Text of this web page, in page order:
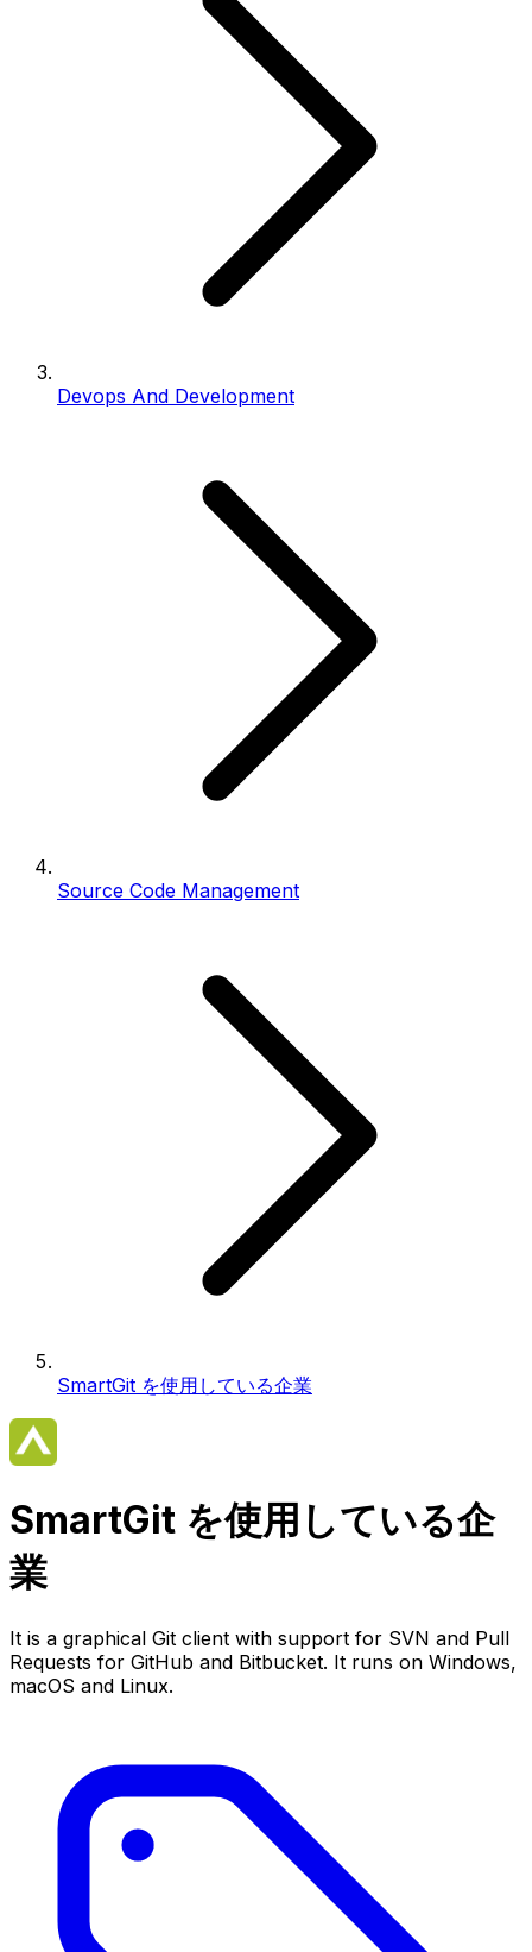
Devops And Development
Source Code Management
SmartGit を使用している企業
SmartGit を使用している企
業
It is a graphical Git client with support for SVN and Pull
Requests for GitHub and Bitbucket. It runs on Windows,
macOS and Linux.